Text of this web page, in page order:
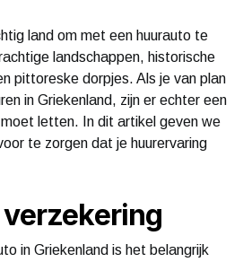
land om met een huurauto te
landschappen, historische
pittoreske dorpjes. Als je van plan
in Griekenland, zijn er echter een
letten. In dit artikel geven we
te zorgen dat je huurervaring
verzekering
in Griekenland is het belangrijk